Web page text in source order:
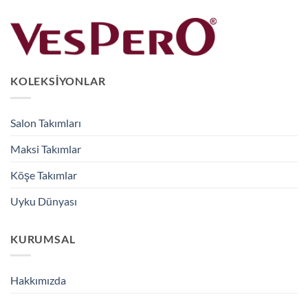
KOLEKSIYONLAR
Salon Takımları
Maksi Takımlar
Köşe Takımlar
Uyku Dünyası
KURUMSAL
Hakkımızda